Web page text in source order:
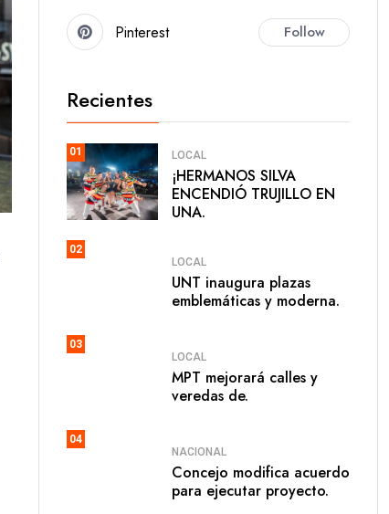
Pinterest Follow
Recientes
01 LOCAL
​¡HERMANOS SILVA
ENCENDIÓ TRUJILLO EN
UNA.
02
LOCAL
UNT inaugura plazas
emblemáticas y moderna.
03
LOCAL
MPT mejorará calles y
veredas de.
04
NACIONAL
Concejo modifica acuerdo
para ejecutar proyecto.